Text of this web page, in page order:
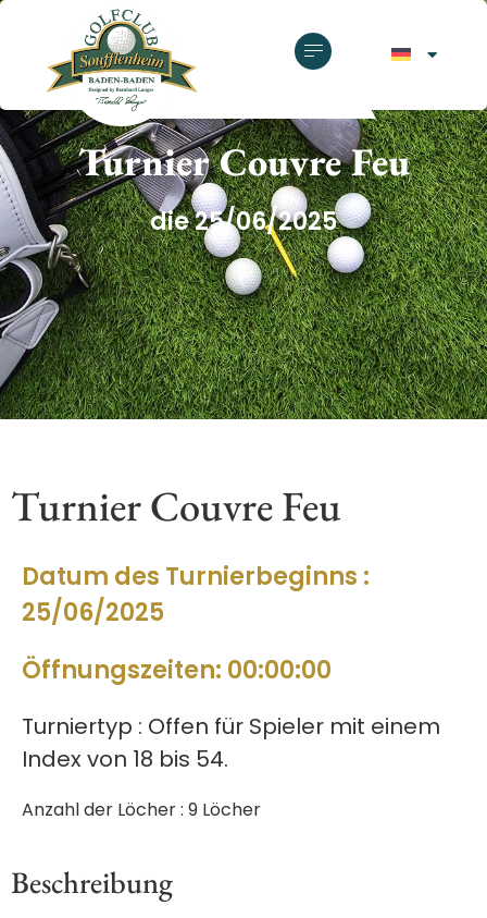
Turnier Couvre Feu
die 25/06/2025
Turnier Couvre Feu
Datum des Turnierbeginns :
25/06/2025
Öffnungszeiten: 00:00:00
Turniertyp : Offen für Spieler mit einem
Index von 18 bis 54.
Anzahl der Löcher : 9 Löcher
Beschreibung